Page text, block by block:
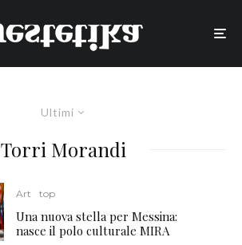
Ultimi
Torri Morandi
Art top
Una nuova stella per Messina:
nasce il polo culturale MIRA